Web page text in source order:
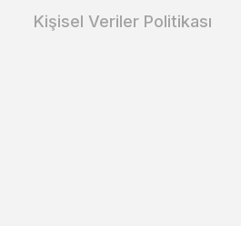
Kişisel Veriler Politikası